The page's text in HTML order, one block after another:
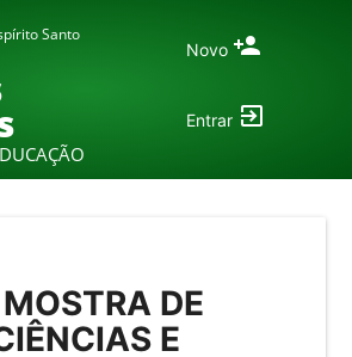
Santo
Novo
Entrar
DE
E